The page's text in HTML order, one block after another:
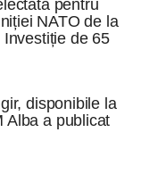
pentru
NATO de la
de 65
disponibile la
Alba a publicat